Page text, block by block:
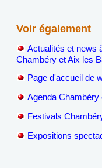
Voir également
Actualités et news
Chambéry et Aix les
Page d'accueil de
Agenda
Festivals
Expositions